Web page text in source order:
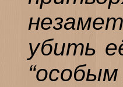
убить